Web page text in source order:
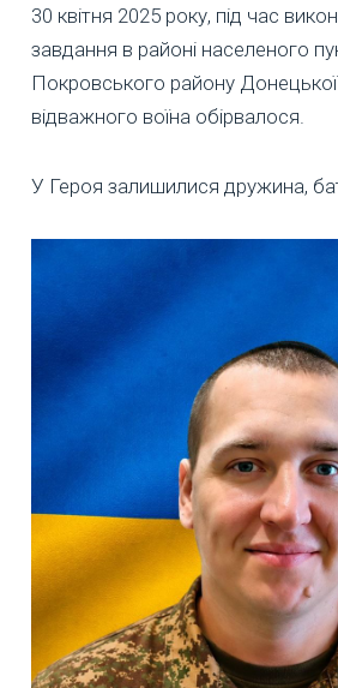
30 квітня 2025 року, під час
завдання в районі населеного
Покровського району
відважного воїна обірвалося.
У Героя залишилися дружина,